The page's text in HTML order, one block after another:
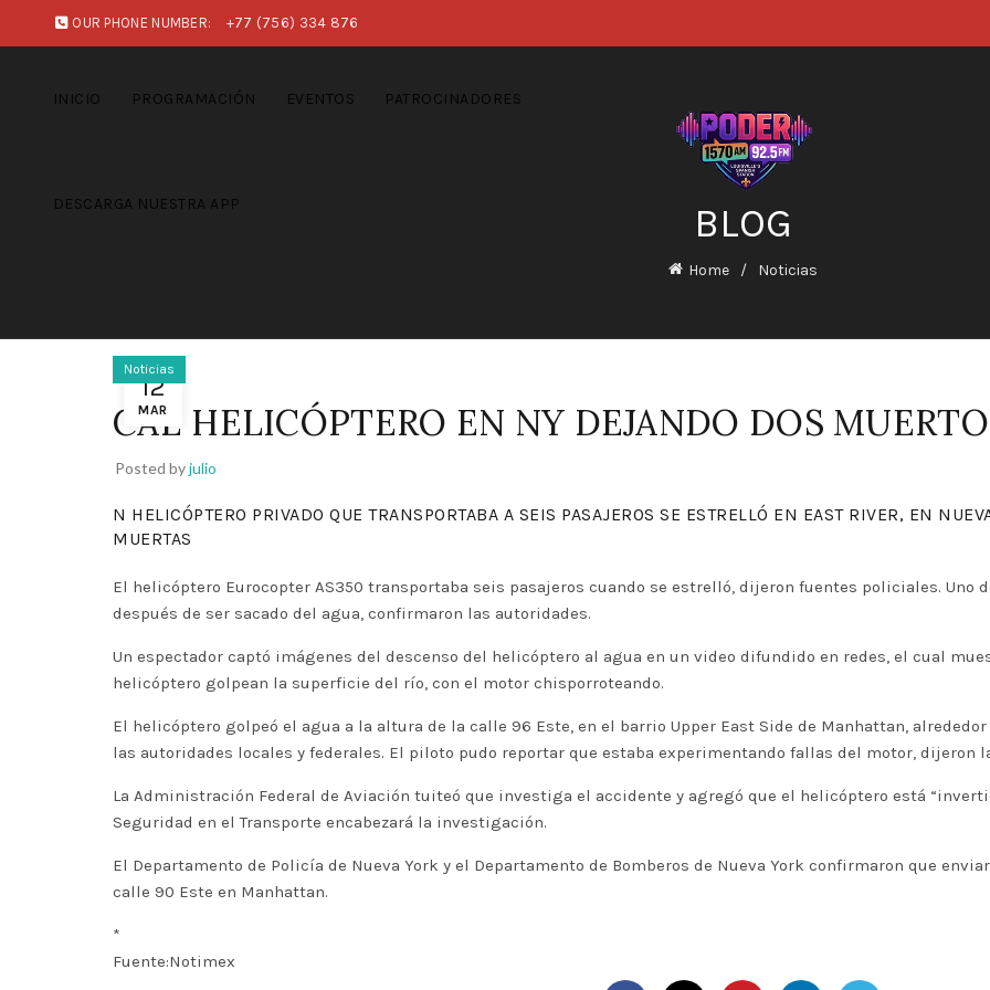
OUR PHONE NUMBER: +77 (756) 334 876
INICIO PROGRAMACIÓN EVENTOS PATROCINADORES
DESCARGA NUESTRA APP BLOG
Home Noticias
12
MAR
Noticias
CAE HELICÓPTERO EN NY DEJANDO DOS
Posted byjulio
N HELICÓPTERO PRIVADO QUE TRANSPORTABA A SEIS PASAJEROS SE ESTRELLÓ EN EAST RIVER, EN
MUERTAS
El helicóptero Eurocopter AS350 transportaba seis pasajeros cuando se estrelló, dijeron fuentes policiales. Uno
después de ser sacado del agua, confirmaron las autoridades.
Un espectador captó imágenes del descenso del helicóptero al agua en un video difundido en redes, el cual
helicóptero golpean la superficie del río, con el motor chisporroteando.
El helicóptero golpeó el agua a la altura de la calle 96 Este, en el barrio Upper East Side de Manhattan,
las autoridades locales y federales. El piloto pudo reportar que estaba experimentando fallas del motor, dijeron
La Administración Federal de Aviación tuiteó que investiga el accidente y agregó que el helicóptero está
Seguridad en el Transporte encabezará la investigación.
El Departamento de Policía de Nueva York y el Departamento de Bomberos de Nueva York confirmaron que
calle 90 Este en Manhattan.
*
Fuente:Notimex